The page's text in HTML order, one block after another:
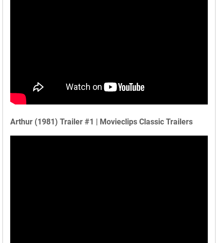
Arthur (1981) Trailer #1 | Movieclips Classic Trailers